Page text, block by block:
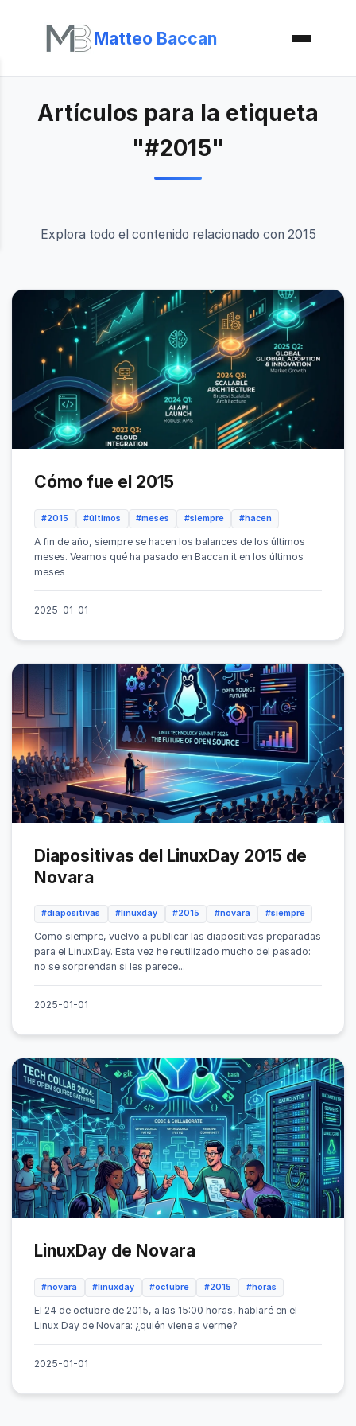
Matteo Baccan
Artículos para la etiqueta
"#2015"
Explora todo el contenido relacionado con 2015
Cómo fue el 2015
#2015 #últimos #meses #siempre #hacen
A fin de año, siempre se hacen los balances de los últimos
meses. Veamos qué ha pasado en Baccan.it en los últimos
meses
2025-01-01
Diapositivas del LinuxDay 2015 de
Novara
#diapositivas #linuxday #2015 #novara #siempre
Como siempre, vuelvo a publicar las diapositivas preparadas
para el LinuxDay. Esta vez he reutilizado mucho del pasado:
no se sorprendan si les parece...
2025-01-01
LinuxDay de Novara
#novara #linuxday #octubre #2015 #horas
El 24 de octubre de 2015, a las 15:00 horas, hablaré en el
Linux Day de Novara: ¿quién viene a verme?
2025-01-01